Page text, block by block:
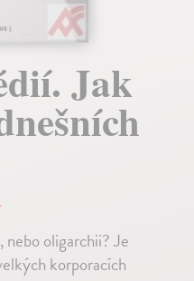
Jak
nebo oligarchii? Je
korporacích